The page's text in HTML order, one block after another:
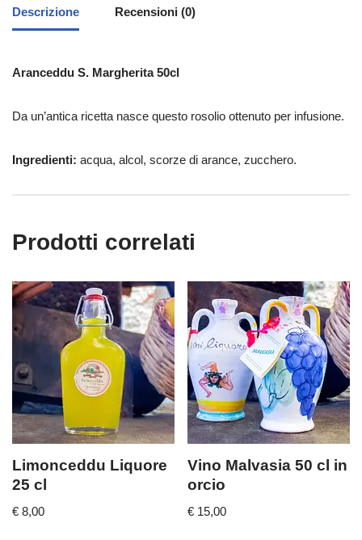
Descrizione Recensioni (0)
Aranceddu S. Margherita 50cl
Da un’antica ricetta nasce questo rosolio ottenuto per infusione.
Ingredienti: acqua, alcol, scorze di arance, zucchero.
Prodotti correlati
Limonceddu Liquore
25 cl
€ 8,00
Vino Malvasia 50 cl in
orcio
€ 15,00